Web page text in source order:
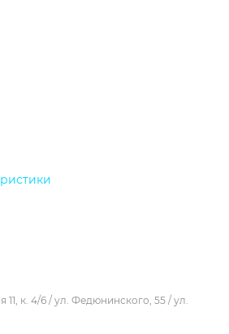
11, к. 4/6 / ул. Федюнинского, 55 / ул.